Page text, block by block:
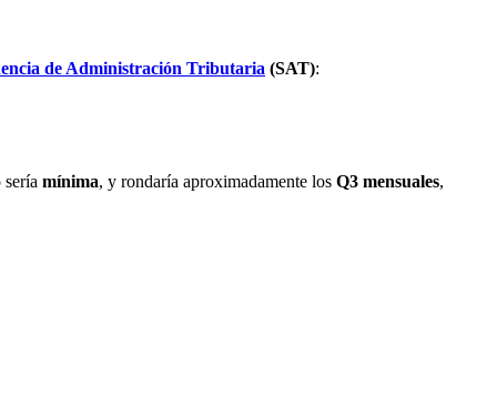
de Administración Tributaria (SAT):
mínima, y rondaría aproximadamente los Q3 mensuales,